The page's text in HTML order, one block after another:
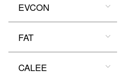
EVCON
FAT
CALEE